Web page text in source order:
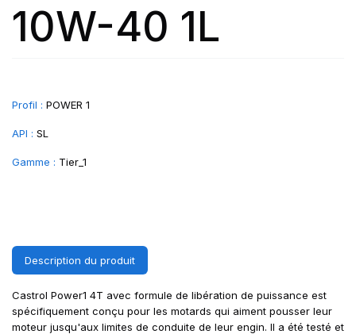
10W-40 1L
Profil : POWER 1
API : SL
Gamme : Tier_1
Description du produit
Castrol Power1 4T avec formule de libération de puissance est
spécifiquement conçu pour les motards qui aiment pousser leur
moteur jusqu'aux limites de conduite de leur engin. Il a été testé et